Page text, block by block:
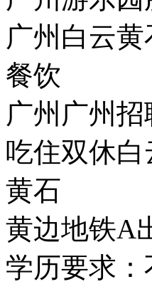
广州白云黄
餐饮
广州广州
吃住双休白
黄石
黄边地铁A
学历要求